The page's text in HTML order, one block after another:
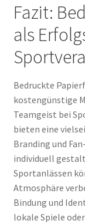
Fazit:
als
Bedruckte
kostengünstige
Teamgeist bei
bieten eine
Branding und
individuell
Sportanlässen
Atmosphäre
Bindung und
lokale Spiele